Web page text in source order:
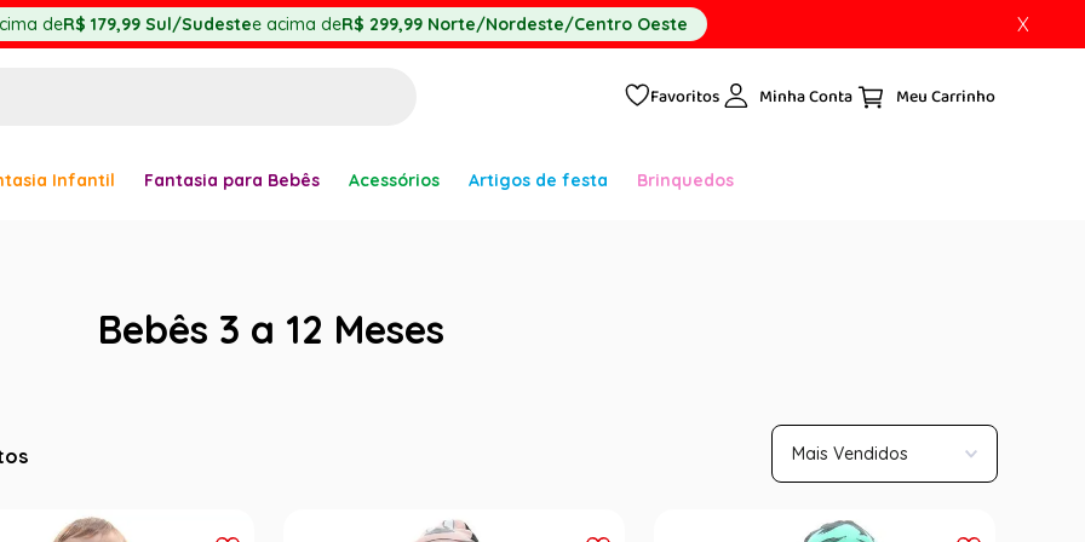
deR$ 179,99 Sul/Sudestee acima deR$ 299,99 Norte/Nordeste/Centro Oeste X
Favoritos Minha Conta
Infantil Fantasia para Bebês Acessórios Artigos de festa Brinquedos
Bebês 3 a 12 Meses
Mais Vendidos